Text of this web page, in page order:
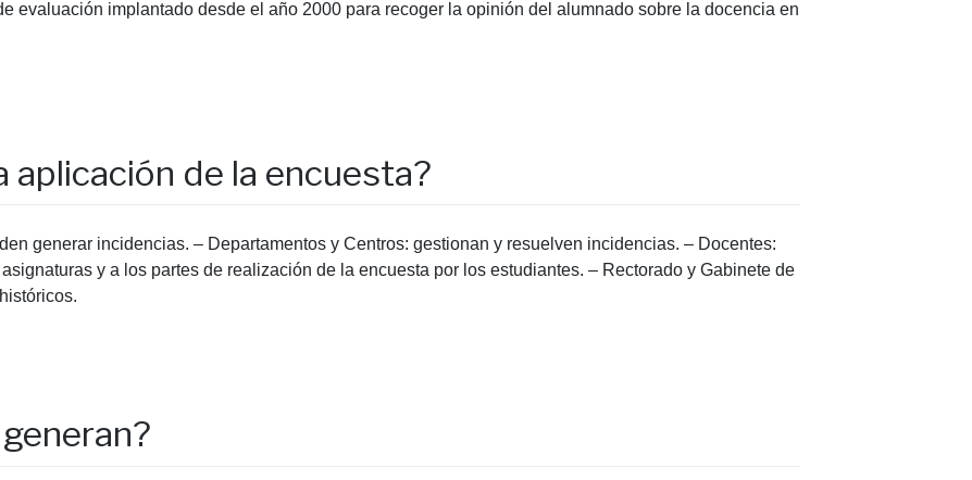
evaluación implantado desde el año 2000 para recoger la opinión del alumnado sobre la docencia en
aplicación de la encuesta?
generar incidencias. – Departamentos y Centros: gestionan y resuelven incidencias. – Docentes:
y a los partes de realización de la encuesta por los estudiantes. – Rectorado y Gabinete de